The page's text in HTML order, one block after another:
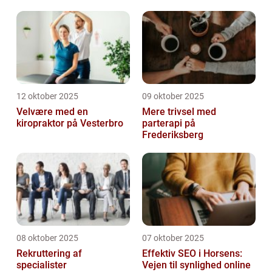
12 oktober 2025
Velvære med en
kiropraktor på Vesterbro
09 oktober 2025
Mere trivsel med
parterapi på
Frederiksberg
08 oktober 2025
Rekruttering af
specialister
07 oktober 2025
Effektiv SEO i Horsens:
Vejen til synlighed online